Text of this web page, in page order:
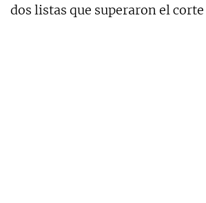
dos listas que superaron el corte